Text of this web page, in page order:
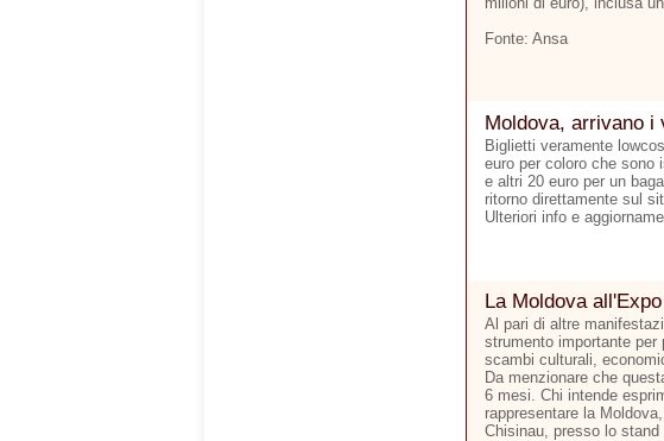
Fonte: Ansa
Moldova, arrivano
Biglietti veramente
euro per coloro che sono
e altri 20 euro per un
ritorno direttamente sul
Ulteriori info e
La Moldova
Al pari di altre
strumento importante per
scambi culturali,
Da menzionare che
6 mesi. Chi intende
rappresentare la
Chisinau, presso lo stand